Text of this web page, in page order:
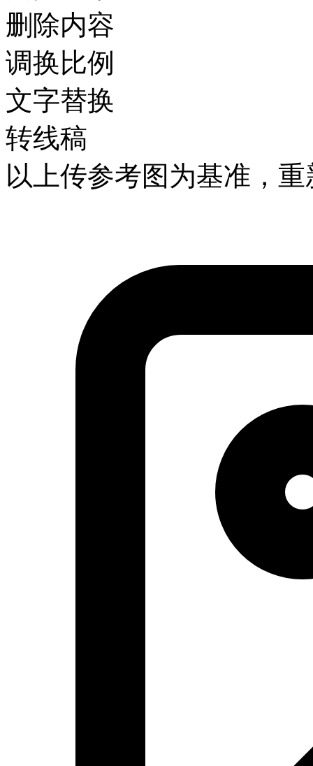
删除内容
调换比例
文字替换
转线稿
以上传参考图为基准，